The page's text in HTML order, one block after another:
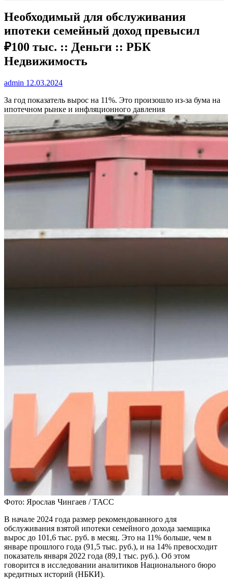
Необходимый для обслуживания
ипотеки семейный доход превысил
₽100 тыс. :: Деньги :: РБК
Недвижимость
admin 12.03.2024
За год показатель вырос на 11%. Это произошло из-за бума на
ипотечном рынке и инфляционного давления
Фото: Ярослав Чингаев / ТАСС
В начале 2024 года размер рекомендованного для
обслуживания взятой ипотеки семейного дохода заемщика
вырос до 101,6 тыс. руб. в месяц. Это на 11% больше, чем в
январе прошлого года (91,5 тыс. руб.), и на 14% превосходит
показатель января 2022 года (89,1 тыс. руб.). Об этом
говорится в исследовании аналитиков Национального бюро
кредитных историй (НБКИ).